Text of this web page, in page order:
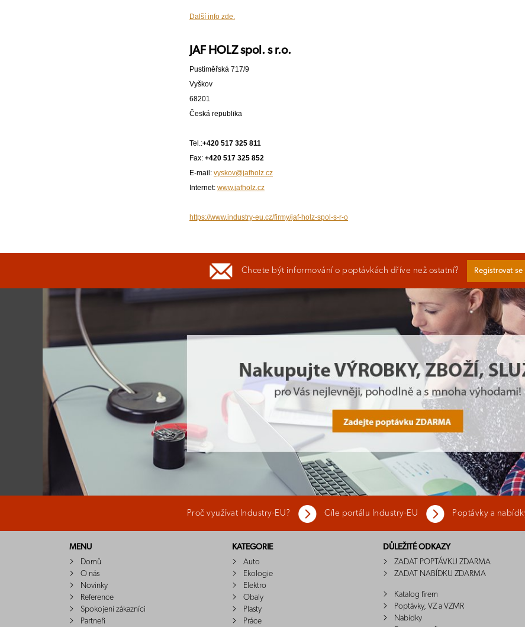
Další info zde.
JAF HOLZ spol. s r.o.
Pustiměřská 717/9
Vyškov
68201
Česká republika
Tel.:+420 517 325 811
Fax: +420 517 325 852
E-mail: vyskov@jafholz.cz
Internet: www.jafholz.cz
https://www.industry-eu.cz/firmy/jaf-holz-spol-s-r-o
Chcete být informování o poptávkách dříve než ostatní? Registrovat
Proč využívat Industry-EU? Cíle portálu Industry-EU Poptávky a
MENU
Domů
O nás
Novinky
Reference
Spokojení zákazníci
Partneři
KATEGORIE
Auto
Ekologie
Elektro
Obaly
Plasty
Práce
DŮLEŽITÉ ODKAZY
ZADAT POPTÁVKU ZDARMA
ZADAT NABÍDKU ZDARMA
Katalog firem
Poptávky, VZ a VZMR
Nabídky